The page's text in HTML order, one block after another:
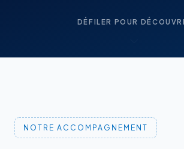
DÉFILER POUR
NOTRE ACCOMPAGNEMENT